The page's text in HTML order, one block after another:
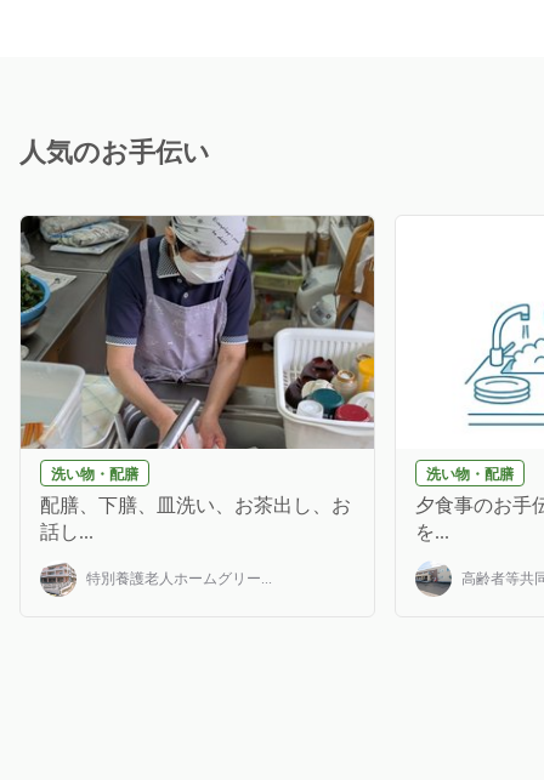
人気のお手伝い
洗い物・配膳
配膳、下膳、皿洗い、お茶出し、お
話し...
特別養護老人ホームグリー...
洗い物・配膳
夕食事のお手
を...
高齢者等共